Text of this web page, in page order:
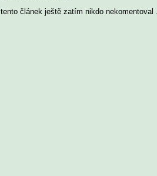
tento článek ještě zatím nikdo nekomentoval